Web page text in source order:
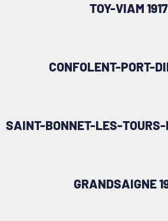
TOY-VIAM
CONFOLENT-PORT-
SAINT-BONNET-LES-
GRANDSAIGNE